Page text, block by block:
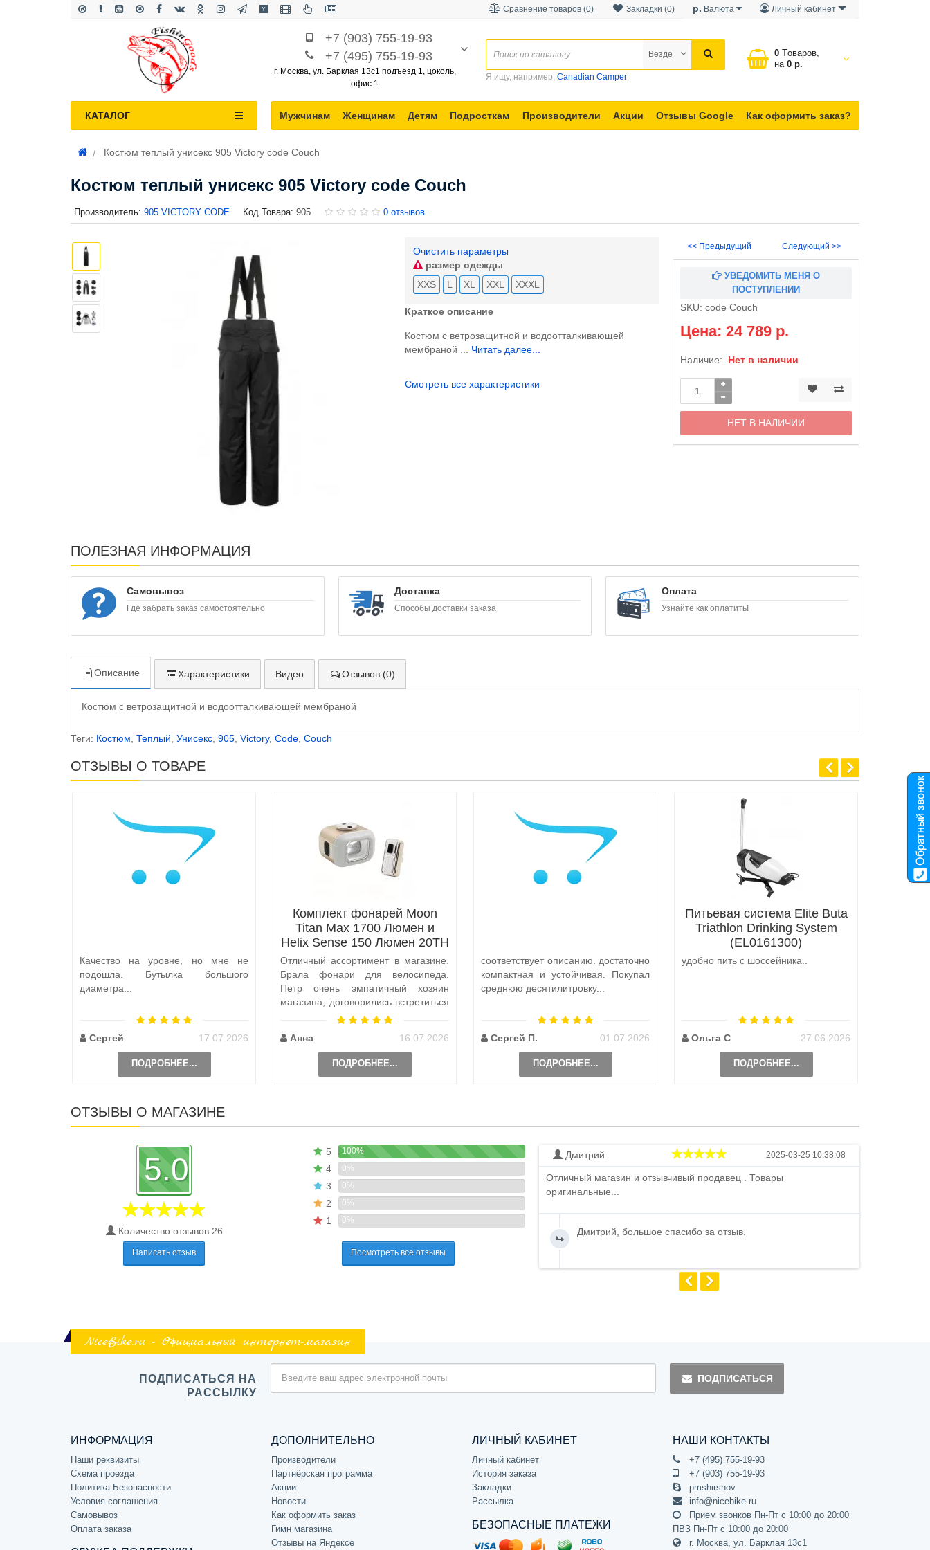
Личный кабинет
р. Валюта
Закладки (0)
Сравнение товаров (0)
+7 (903) 755-19-93
+7 (495) 755-19-93
г. Москва, ул. Барклая 13с1 подъезд 1, цоколь,
офис 1
0 Tоваров,
на
0 р.
Везде
Я ищу, например, Canadian Camper
Мужчинам Женщинам Детям Подросткам Производители Акции Отзывы Google Как оформить заказ?
КАТАЛОГ
Костюм теплый унисекс 905 Victory code Couch
Костюм теплый унисекс 905 Victory code Couch
Производитель: 905 VICTORY CODE Код Товара: 905 0 отзывов
Очистить параметры
размер одежды
XXS
L XL XXL XXXL
Краткое описание
Костюм с ветрозащитной и водоотталкивающей
мембраной ... Читать далее...
Смотреть все характеристики
<< Предыдущий Следующий >>
УВЕДОМИТЬ МЕНЯ О
ПОСТУПЛЕНИИ
SKU: code Couch
Цена: 24 789 р.
Наличие: Нет в наличии
НЕТ В НАЛИЧИИ
ПОЛЕЗНАЯ ИНФОРМАЦИЯ
Самовывоз
Где забрать заказ самостоятельно
Доставка
Способы доставки заказа
Оплата
Узнайте как оплатить!
Описание Характеристики Видео Отзывов (0)
Костюм с ветрозащитной и водоотталкивающей мембраной
Теги: Костюм Теплый Унисекс 905 Victory, Code Couch
ОТЗЫВЫ О ТОВАРЕ
Качество на уровне, но мне не
подошла. Бутылка большого
диаметра...
Сергей 17.07.2026
ПОДРОБНЕЕ...
Комплект фонарей Moon
Titan Max 1700 Люмен и
Helix Sense 150 Люмен 20TH
Anniversary Edition
Отличный ассортимент в магазине.
Брала фонари для велосипеда.
Петр очень эмпатичный хозяин
магазина, договорились встретиться
по пути, чтобы передать ..
Анна
16.07.2026
ПОДРОБНЕЕ...
соответствует описанию. достаточно
компактная и устойчивая. Покупал
среднюю десятилитровку...
Сергей П. 01.07.2026
ПОДРОБНЕЕ...
Питьевая система Elite Buta
Triathlon Drinking System
(EL0161300)
удобно пить с шоссейника..
Ольга С 27.06.2026
ПОДРОБНЕЕ...
ОТЗЫВЫ О МАГАЗИНЕ
5.0
Количество отзывов 26
Написать отзыв
5 100%
4 0%
3 0%
2 0%
1 0%
Посмотреть все отзывы
Дмитрий 2025-03-25 10:38:08
Отличный магазин и отзывчивый продавец . Товары
оригинальные...
Дмитрий, большое спасибо за отзыв.
NiceBike.ru - Официальный интернет-магазин
ПОДПИСАТЬСЯ НА
РАССЫЛКУ
ПОДПИСАТЬСЯ
ИНФОРМАЦИЯ
Наши реквизиты
Схема проезда
Политика Безопасности
Условия соглашения
Самовывоз
Оплата заказа
ДОПОЛНИТЕЛЬНО
Производители
Партнёрская программа
Акции
Новости
Как оформить заказ
Гимн магазина
Отзывы на Яндексе
ЛИЧНЫЙ КАБИНЕТ
Личный кабинет
История заказа
Закладки
Рассылка
БЕЗОПАСНЫЕ ПЛАТЕЖИ
НАШИ КОНТАКТЫ
+7 (495) 755-19-93
+7 (903) 755-19-93
pmshirshov
info@nicebike.ru
Прием звонков Пн-Пт с 10:00 до 20:00
ПВЗ Пн-Пт с 10:00 до 20:00
г. Москва, ул. Барклая 13с1